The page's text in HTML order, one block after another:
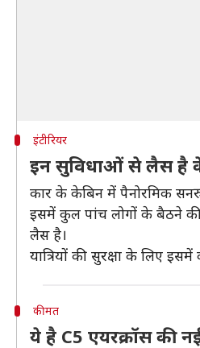
इंटीरियर
इन सुविधाओं से लैस है
कार के केबिन में पैनोरमिक
इसमें कुल पांच लोगों के बैठने
लैस है।
यात्रियों की सुरक्षा के लिए
कीमत
ये है C5 एयरक्रॉस की